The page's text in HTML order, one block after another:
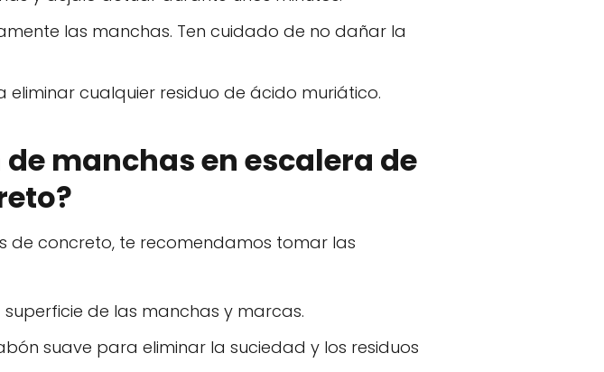
las manchas. Ten cuidado de no dañar la
cualquier residuo de ácido muriático.
manchas en escalera de
de concreto, te recomendamos tomar las
de las manchas y marcas.
suave para eliminar la suciedad y los residuos